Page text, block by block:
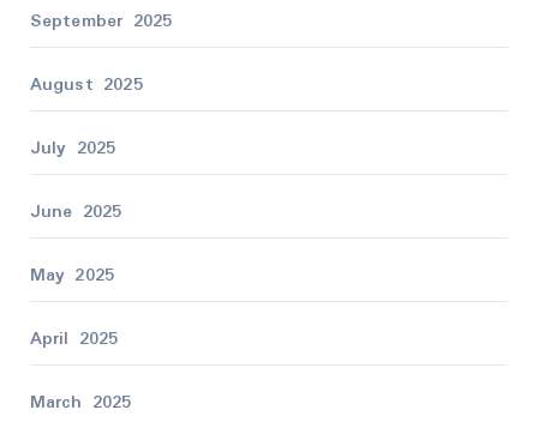
September 2025
August 2025
July 2025
June 2025
May 2025
April 2025
March 2025